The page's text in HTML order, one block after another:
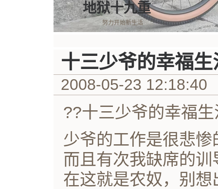
地狱十九重
努力开始新生活
十三少爷的幸福生
2008-05-23 12:18:40
??十三少爷的幸福生
少爷的工作是很悲
而且有次我缺席的
在这就是农奴，别想